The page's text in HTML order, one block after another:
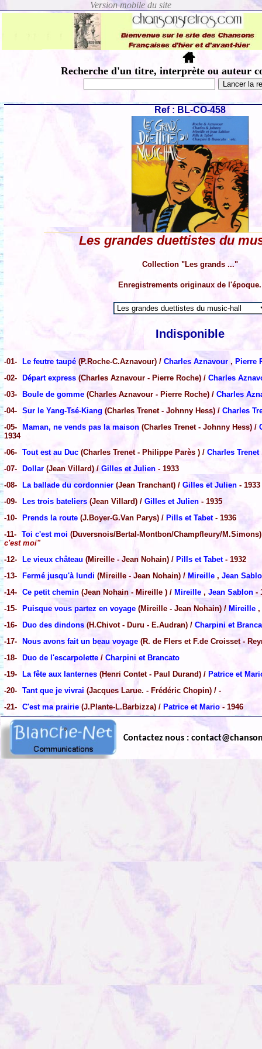
Recherche d'un titre, interprète ou auteur
Ref : BL-CO-458
Les grandes duettistes du
Collection "Les grands ..."
Enregistrements originaux de l'époque.
Indisponible
-01- Le feutre taupé (P.Roche-C.Aznavour) / Charles Aznavour , Pierre
-02- Départ express (Charles Aznavour - Pierre Roche) / Charles
-03- Boule de gomme (Charles Aznavour - Pierre Roche) / Charles
-04- Sur le Yang-Tsé-Kiang (Charles Trenet - Johnny Hess) / Charles
-05- Maman, ne vends pas la maison (Charles Trenet - Johnny Hess) /
1934
-06- Tout est au Duc (Charles Trenet - Philippe Parès ) / Charles Trenet
-07- Dollar (Jean Villard) / Gilles et Julien - 1933
-08- La ballade du cordonnier (Jean Tranchant) / Gilles et Julien - 1933
-09- Les trois bateliers (Jean Villard) / Gilles et Julien - 1935
-10- Prends la route (J.Boyer-G.Van Parys) / Pills et Tabet- 1936
-11- Toi c'est moi (Duversnois/Bertal-Montbon/Champfleury/
c'est moi"
-12- Le vieux château (Mireille - Jean Nohain) / Pills et Tabet- 1932
-13- Fermé jusqu'à lundi (Mireille - Jean Nohain) / Mireille , Jean
-14- Ce petit chemin (Jean Nohain - Mireille ) / Mireille , Jean Sablon -
-15- Puisque vous partez en voyage (Mireille - Jean Nohain) / Mireille ,
-16- Duo des dindons (H.Chivot - Duru - E.Audran) / Charpini et
-17- Nous avons fait un beau voyage (R. de Flers et F.de Croisset -
-18- Duo de l'escarpolette / Charpini et Brancato
-19- La fête aux lanternes (Henri Contet - Paul Durand) / Patrice et
-20- Tant que je vivrai (Jacques Larue. - Frédéric Chopin) / -
-21- C'est ma prairie (J.Plante-L.Barbizza) / Patrice et Mario - 1946
Contactez nous :